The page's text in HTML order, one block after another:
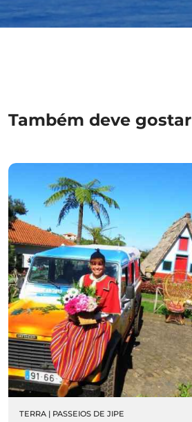
Também deve gostar
TERRA | PASSEIOS DE JIPE